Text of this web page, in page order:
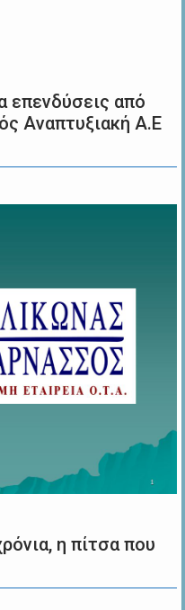
επενδύσεις από
Αναπτυξιακή Α.Ε
η πίτσα που